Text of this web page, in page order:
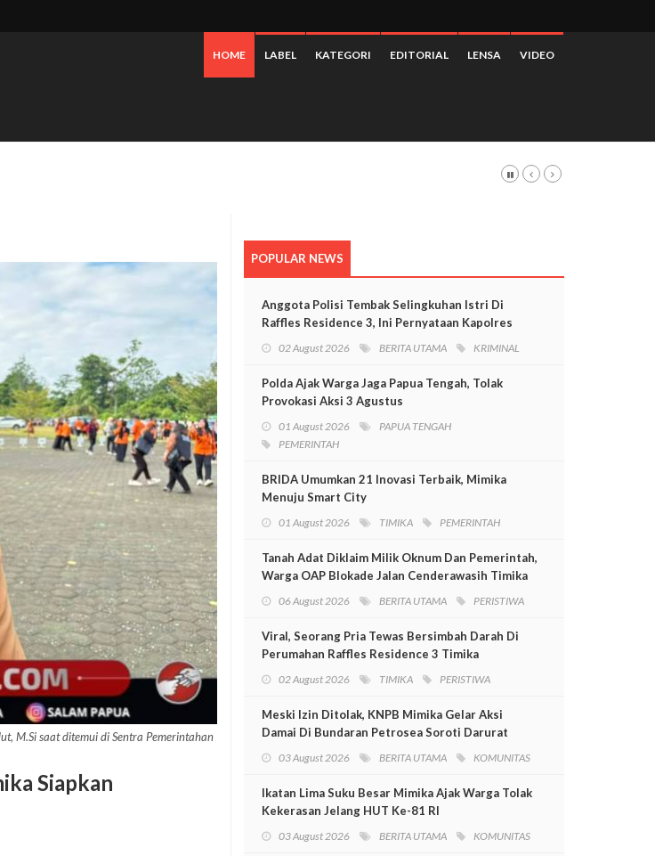
HOME LABEL KATEGORI EDITORIAL LENSA VIDEO
OAP Blokade Jalan Cenderawasih Timika
M.Si saat ditemui di Sentra Pemerintahan
Siapkan
POPULAR NEWS
Anggota Polisi Tembak Selingkuhan Istri Di
Raffles Residence 3, Ini Pernyataan Kapolres
02 August 2026 BERITA UTAMA KRIMINAL
Polda Ajak Warga Jaga Papua Tengah, Tolak
Provokasi Aksi 3 Agustus
01 August 2026
PAPUA TENGAH
PEMERINTAH
BRIDA Umumkan 21 Inovasi Terbaik, Mimika
Menuju Smart City
01 August 2026 TIMIKA PEMERINTAH
Tanah Adat Diklaim Milik Oknum Dan Pemerintah,
Warga OAP Blokade Jalan Cenderawasih Timika
06 August 2026 BERITA UTAMA PERISTIWA
Viral, Seorang Pria Tewas Bersimbah Darah Di
Perumahan Raffles Residence 3 Timika
02 August 2026 TIMIKA PERISTIWA
Meski Izin Ditolak, KNPB Mimika Gelar Aksi
Damai Di Bundaran Petrosea Soroti Darurat
03 August 2026 BERITA UTAMA KOMUNITAS
Ikatan Lima Suku Besar Mimika Ajak Warga Tolak
Kekerasan Jelang HUT Ke-81 RI
03 August 2026 BERITA UTAMA KOMUNITAS